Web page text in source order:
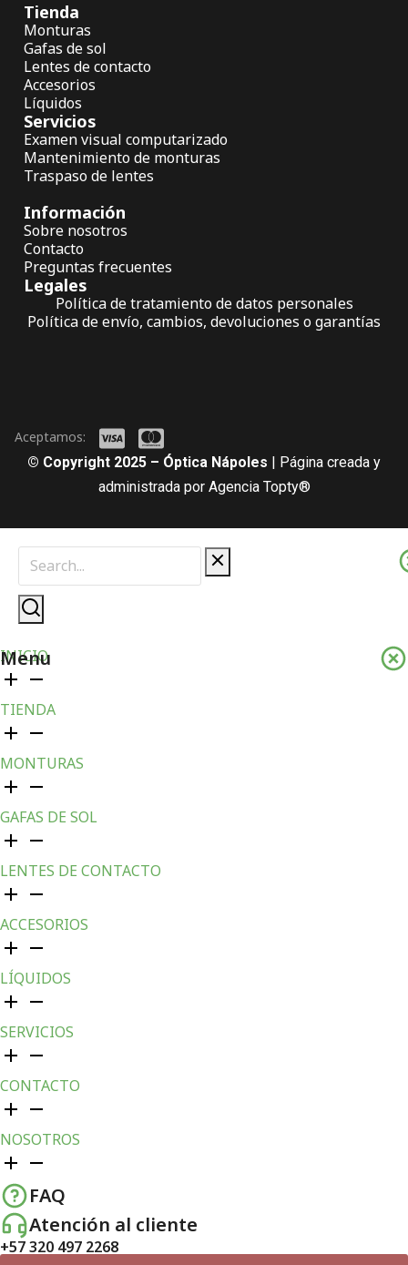
Tienda
Monturas
Gafas de sol
Lentes de contacto
Accesorios
Líquidos
Servicios
Examen visual computarizado
Mantenimiento de monturas
Traspaso de lentes
Información
Sobre nosotros
Contacto
Preguntas frecuentes
Legales
Política de tratamiento de datos personales
Política de envío, cambios, devoluciones o garantías
© Copyright 2025 – Óptica Nápoles | Página creada y
administrada por Agencia Topty®
Aceptamos:
Menu
INICIO
TIENDA
MONTURAS
GAFAS DE SOL
LENTES DE CONTACTO
ACCESORIOS
LÍQUIDOS
SERVICIOS
CONTACTO
NOSOTROS
FAQ
Atención al cliente
+57 320 497 2268